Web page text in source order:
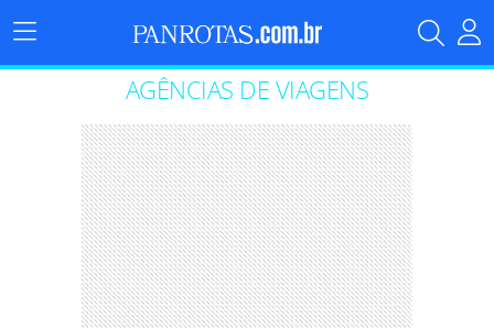
Menu
Principal
AGÊNCIAS DE VIAGENS